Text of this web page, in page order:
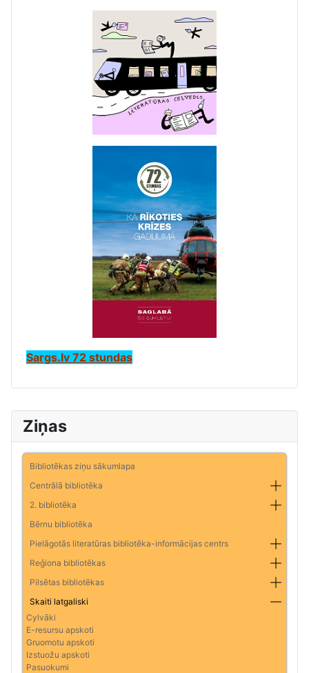
Ziņas
Bibliotēkas ziņu sākumlapa
Centrālā bibliotēka
2. bibliotēka
Bērnu bibliotēka
Pielāgotās literatūras bibliotēka-informācijas centrs
Reģiona bibliotēkas
Pilsētas bibliotēkas
Skaiti latgaliski
Cylvāki
E-resursu apskoti
Gruomotu apskoti
Izstuožu apskoti
Pasuokumi
Sargs.lv 72 stundas